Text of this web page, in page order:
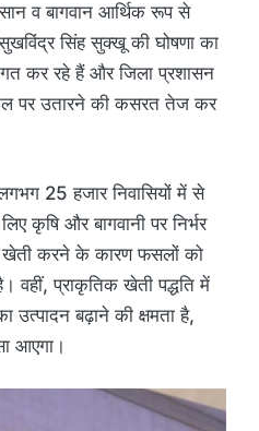
व बागवान आर्थिक रूप से
सिंह सुक्खू की घोषणा का
कर रहे हैं और जिला प्रशासन
पर उतारने की कसरत तेज कर
25 हजार निवासियों में से
कृषि और बागवानी पर निर्भर
खेती करने के कारण फसलों को
वहीं, प्राकृतिक खेती पद्धति में
उत्पादन बढ़ाने की क्षमता है,
आएगा।